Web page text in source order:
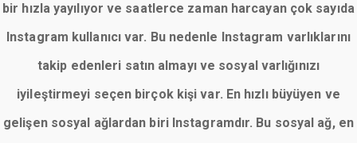
bir hızla yayılıyor ve saatlerce zaman harcayan çok sayıda
Instagram kullanıcı var. Bu nedenle Instagram varlıklarını
takip edenleri satın almayı ve sosyal varlığınızı
iyileştirmeyi seçen birçok kişi var. En hızlı büyüyen ve
gelişen sosyal ağlardan biri Instagramdır. Bu sosyal ağ, en